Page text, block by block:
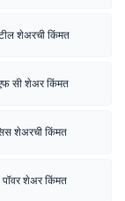
शेअरची किंमत
सी शेअर किंमत
शेअरची किंमत
पॉवर शेअर किंमत